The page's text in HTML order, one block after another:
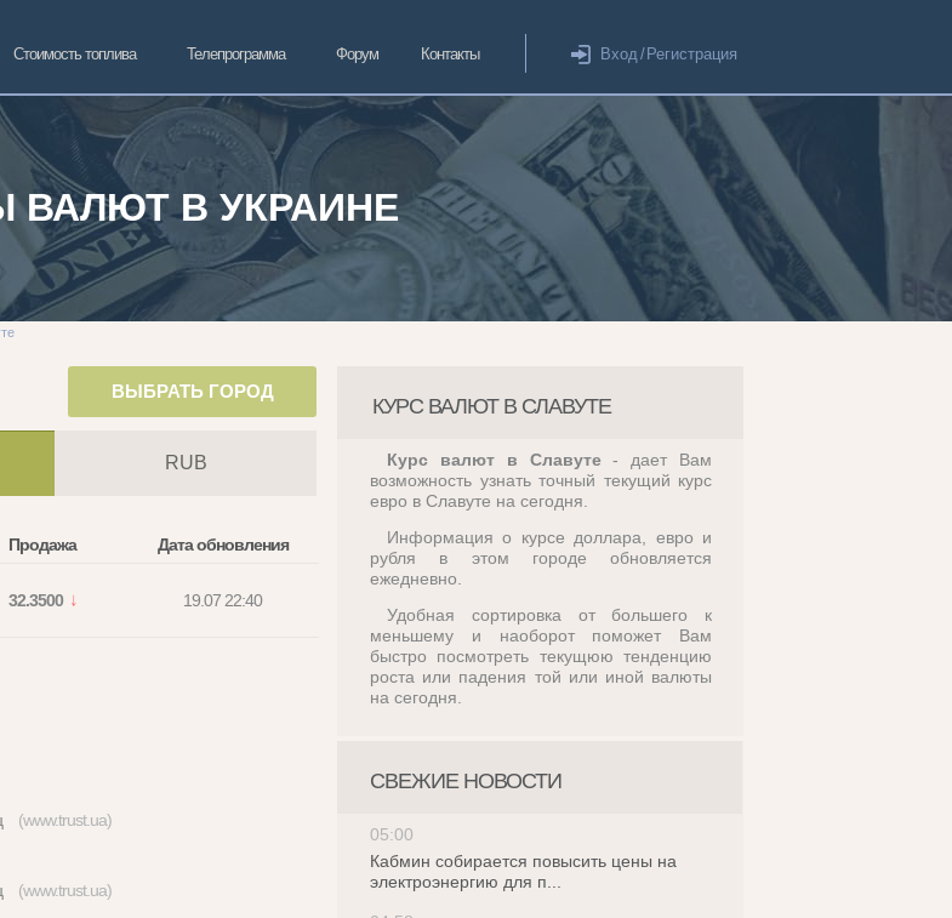
Стоимость топлива Телепрограмма Форум Контакты Вход/ Регистрация
ВАЛЮТ В УКРАИНЕ
КУРС ВАЛЮТ В СЛАВУТЕ
Курс валют в Славуте- дает Вам
возможность узнать точный текущий курс
евро в Славуте на сегодня.
Информация о курсе доллара, евро и
рубля в этом городе обновляется
ежедневно.
Удобная сортировка от большего к
меньшему и наоборот поможет Вам
быстро посмотреть текущюю тенденцию
роста или падения той или иной валюты
на сегодня.
СВЕЖИЕ НОВОСТИ
05:00
Кабмин собирается повысить цены на
электроэнергию для п...
ВЫБРАТЬ ГОРОД
RUB
Продажа Дата обновления
32.3500 19.07 22:40
(www.trust.ua)
(www.trust.ua)